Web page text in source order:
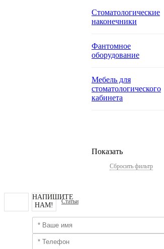
Стоматологические
наконечники
Фантомное
оборудование
Мебель для
стоматологического
кабинета
Показать
Сбросить фильтр
НАПИШИТЕ
НАМ!
Статьи